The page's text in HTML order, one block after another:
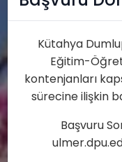
Kütahya
Eğitim-
kontenjanları
sürecine ilişkin
Başvuru